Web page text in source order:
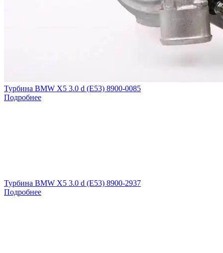
Турбина BMW X5 3.0 d (E53) 8900-0085
Подробнее
Турбина BMW X5 3.0 d (E53) 8900-2937
Подробнее